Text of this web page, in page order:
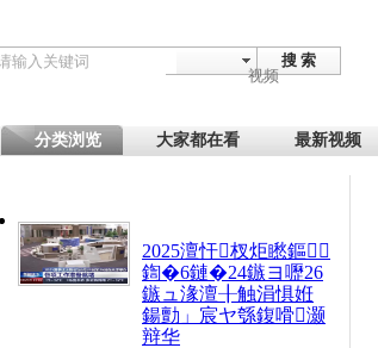
搜 索
视频
分类浏览 大家都在看 最新视频
2025澶忓杈炬矁鏂
鍧�6鏈�24鏃ヨ嚦26
鏃ュ湪澶╂触涓惧姙
鍚勯」宸ヤ綔鍑嗗灏
辩华